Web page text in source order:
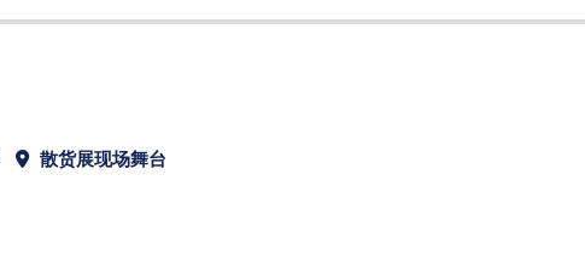
散货展现场舞台